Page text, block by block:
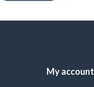
My account